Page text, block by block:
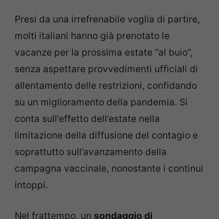
Presi da una irrefrenabile voglia di partire,
molti italiani hanno già prenotato le
vacanze per la prossima estate “al buio”,
senza aspettare provvedimenti ufficiali di
allentamento delle restrizioni, confidando
su un miglioramento della pandemia. Si
conta sull’effetto dell’estate nella
limitazione della diffusione del contagio e
soprattutto sull’avanzamento della
campagna vaccinale, nonostante i continui
intoppi.
Nel frattempo, un sondaggio di